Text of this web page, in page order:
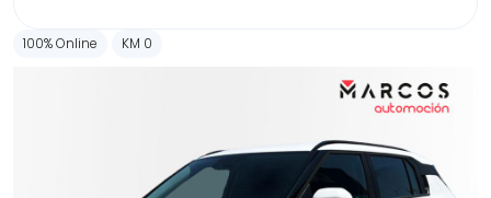
100% Online KM 0